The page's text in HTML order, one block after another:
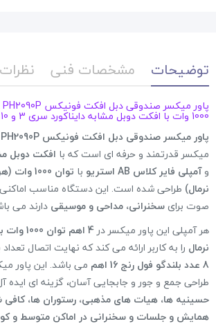
توضیحات مشخصات فنی نظرات
1000 وات با افکت دوبل مشابه دایناکورد سری 3 و 10 ورودی حرفه ای
پاور میکسر صندوقی دبل افکت فونیکس PHOENIX PH2090P
میکسر قدرتمند و حرفه ای است که با افکت دوبل
وآمپلی فایر کلاس AB استریو با
نرمال) طراحی شده است. این دستگاه مناسب
صوت برای سخنرانی، مداحی و موسیقی دارند می
هر آمپلی این پاور میکسر در
نرمال را به کاربر ارائه می کند که نهایت اتصال
8 عدد بلندگو فول رنج 16 اهم
می باشد. این پاور
طراحی جمع و جور و جابجایی آسان، گزینه ای ایده
حسینیه ها، هیات های مذهبی، رستوران ها،
همایش و جلسات و سخنرانی در اماکن متوسط و